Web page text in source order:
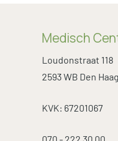
Medisch
Loudonstraat 118
2593 WB Den Haag
KVK: 67201067
070 - 222 30 00